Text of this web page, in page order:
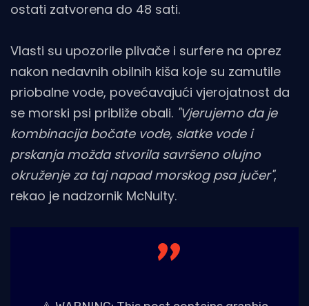
ostati zatvorena do 48 sati.
Vlasti su upozorile plivače i surfere na oprez
nakon nedavnih obilnih kiša koje su zamutile
priobalne vode, povećavajući vjerojatnost da
se morski psi približe obali. "Vjerujemo da je
kombinacija bočate vode, slatke vode i
prskanja možda stvorila savršeno olujno
okruženje za taj napad morskog psa jučer",
rekao je nadzornik McNulty.